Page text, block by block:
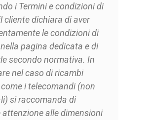
i Termini e condizioni di
cliente dichiara di aver
le condizioni di
pagina dedicata e di
secondo normativa. In
nel caso di ricambi
i telecomandi (non
si raccomanda di
attenzione alle dimensioni